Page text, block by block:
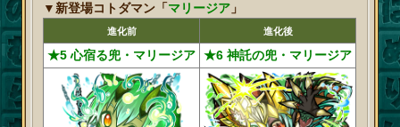
▼新登場コトダマン「マリージア 」
進化前 進化後
★5 心宿る兜・マリージア ★6 神託の兜・マリージア